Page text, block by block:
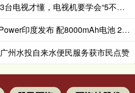
天津配资大本营 换了3台电视才懂，电视机要学会“5不买”，都是花钱买的经验
国汇策略 POCO M8 Power印度发布 配8000mAh电池 24999卢比起
州水投自来水便民服务获市民点赞